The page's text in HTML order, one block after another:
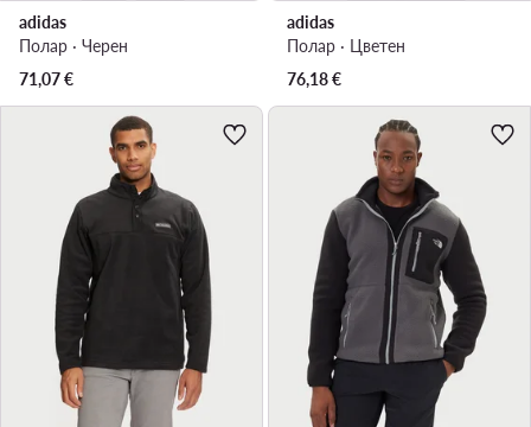
adidas
Полар · Черен
71,07€
adidas
Полар · Цветен
76,18€